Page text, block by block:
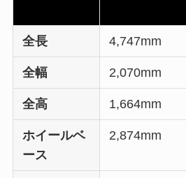
全長 4,747mm
全幅 2,070mm
全高 1,664mm
ホイールベ
ース
2,874mm